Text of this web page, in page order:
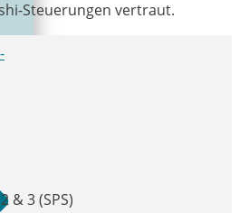
Steuerungen vertraut.
& 3 (SPS)